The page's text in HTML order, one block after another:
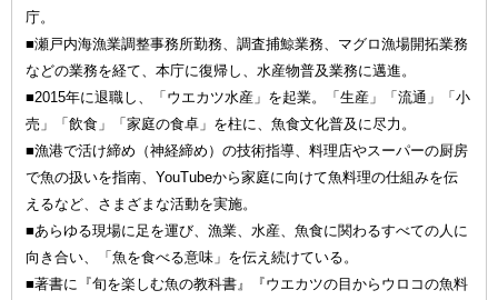
庁。
■瀬戸内海漁業調整事務所勤務、調査捕鯨業務、マグロ漁場開拓業務
などの業務を経て、本庁に復帰し、水産物普及業務に邁進。
■2015年に退職し、「ウエカツ水産」を起業。「生産」「流通」「小
売」「飲食」「家庭の食卓」を柱に、魚食文化普及に尽力。
■漁港で活け締め（神経締め）の技術指導、料理店やスーパーの厨房
で魚の扱いを指南、YouTubeから家庭に向けて魚料理の仕組みを伝
えるなど、さまざまな活動を実施。
■あらゆる現場に足を運び、漁業、水産、魚食に関わるすべての人に
向き合い、「魚を食べる意味」を伝え続けている。
■著書に『旬を楽しむ魚の教科書』『ウエカツの目からウロコの魚料